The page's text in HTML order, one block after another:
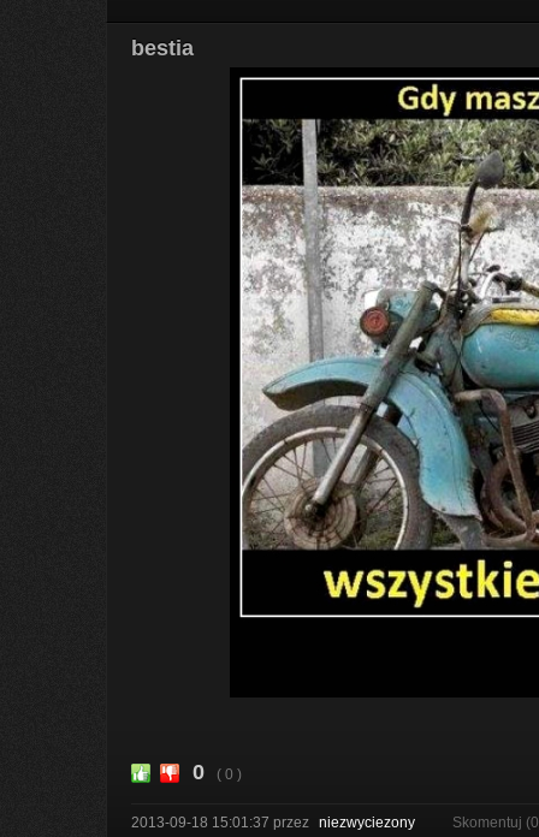
bestia
0 ( 0 )
2013-09-18 15:01:37 przez niezwyciezony Skomentuj